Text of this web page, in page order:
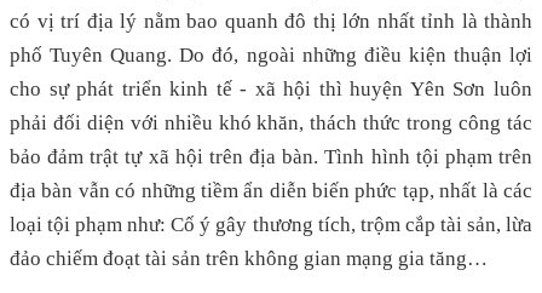
có vị trí địa lý nằm bao quanh đô thị lớn nhất tỉnh là thành
phố Tuyên Quang. Do đó, ngoài những điều kiện thuận lợi
cho sự phát triển kinh tế - xã hội thì huyện Yên Sơn luôn
phải đối diện với nhiều khó khăn, thách thức trong công tác
bảo đảm trật tự xã hội trên địa bàn. Tình hình tội phạm trên
địa bàn vẫn có những tiềm ẩn diễn biến phức tạp, nhất là các
loại tội phạm như: Cố ý gây thương tích, trộm cắp tài sản, lừa
đảo chiếm đoạt tài sản trên không gian mạng gia tăng…